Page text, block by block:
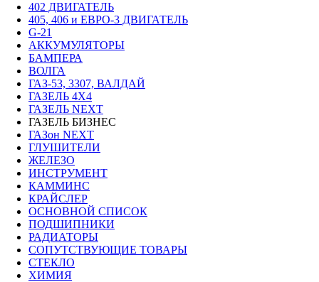
402 ДВИГАТЕЛЬ
405, 406 и ЕВРО-3 ДВИГАТЕЛЬ
G-21
АККУМУЛЯТОРЫ
БАМПЕРА
ВОЛГА
ГАЗ-53, 3307, ВАЛДАЙ
ГАЗЕЛЬ 4Х4
ГАЗЕЛЬ NEXT
ГАЗЕЛЬ БИЗНЕС
ГАЗон NEXT
ГЛУШИТЕЛИ
ЖЕЛЕЗО
ИНСТРУМЕНТ
КАММИНС
КРАЙСЛЕР
ОСНОВНОЙ СПИСОК
ПОДШИПНИКИ
РАДИАТОРЫ
СОПУТСТВУЮЩИЕ ТОВАРЫ
СТЕКЛО
ХИМИЯ